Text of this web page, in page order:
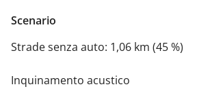
Scenario
Strade senza auto: 1,06 km (45 %)
Inquinamento acustico